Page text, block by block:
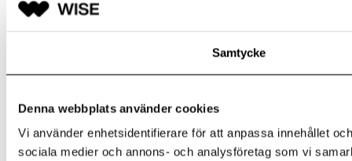
Samtycke
Denna webbplats använder cookies
Vi använder enhetsidentifierare för att anpassa innehållet
sociala medier och annons- och analysföretag som vi